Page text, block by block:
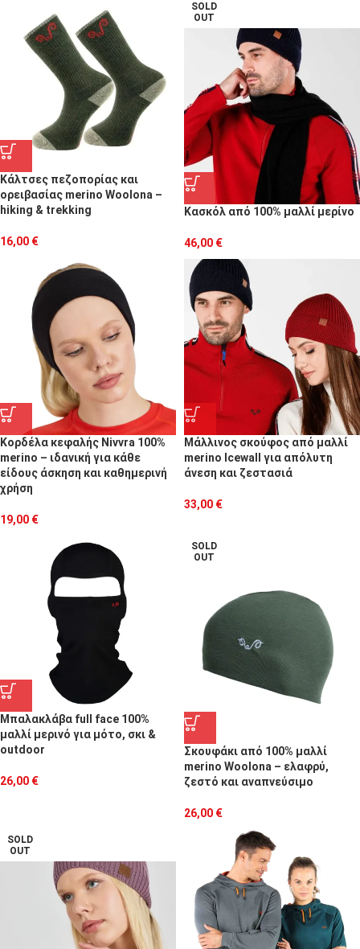
Κάλτσες πεζοπορίας και
ορειβασίας merino Woolona –
hiking & trekking
16,00 €
SOLD
OUT
Κασκόλ από 100% μαλλί μερίνο
46,00 €
Κορδέλα κεφαλής Nivvra 100%
merino – ιδανική για κάθε
είδους άσκηση και καθημερινή
χρήση
19,00 €
Μάλλινος σκούφος από μαλλί
merino Icewall για απόλυτη
άνεση και ζεστασιά
33,00 €
Μπαλακλάβα full face 100%
μαλλί μερινό για μότο, σκι &
outdoor
26,00 €
SOLD
OUT
Σκουφάκι από 100% μαλλί
merino Woolona – ελαφρύ,
ζεστό και αναπνεύσιμο
26,00 €
SOLD
OUT